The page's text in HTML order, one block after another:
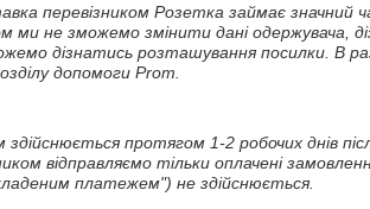
перевізником Розетка займає значний
ми не зможемо змінити дані одержувача,
дізнатись розташування посилки. В
допомоги Prom.
здійснюється протягом 1-2 робочих днів
відправляємо тільки оплачені
платежем") не здійснюється.